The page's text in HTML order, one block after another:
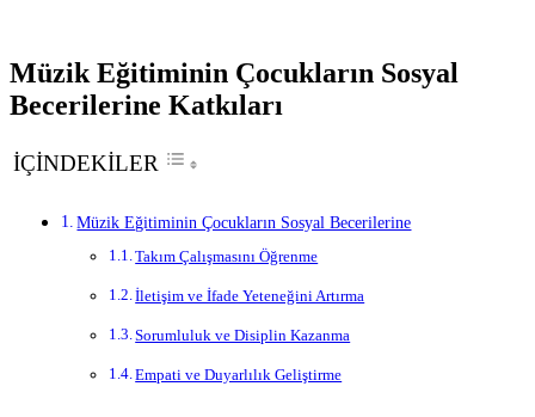
Müzik Eğitiminin Çocukların Sosyal
Becerilerine Katkıları
İÇİNDEKİLER
Müzik Eğitiminin Çocukların Sosyal Becerilerine
Takım Çalışmasını Öğrenme
İletişim ve İfade Yeteneğini Artırma
Sorumluluk ve Disiplin Kazanma
Empati ve Duyarlılık Geliştirme